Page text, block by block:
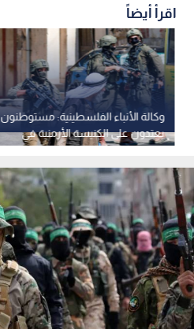
اقرأ أيضاً
وكالة الأنباء الفلسطينية: مستوطنون
يعتدون على الكنيسة الأرمنية في
القدس وجيش الاحتلال يصعد
اعتقالاته في الضفة